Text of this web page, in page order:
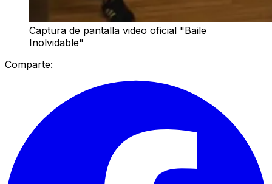
Captura de pantalla video oficial "Baile
Inolvidable"
Comparte: